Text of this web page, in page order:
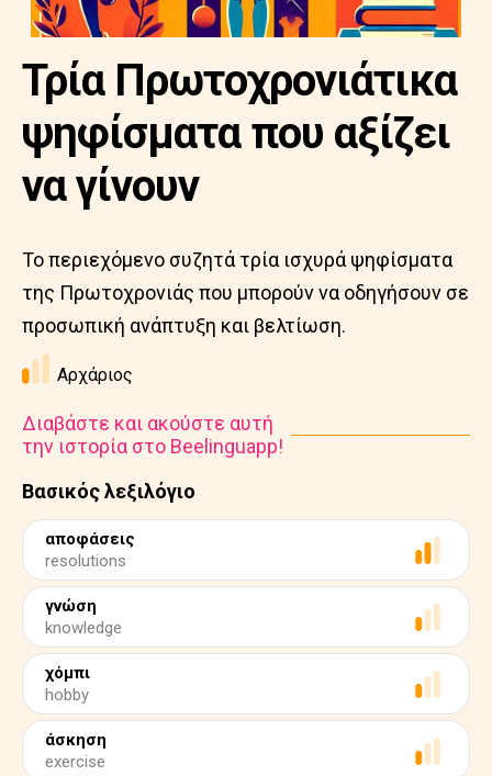
Βασικός λεξιλόγιο
αποφάσεις
resolutions
γνώση
knowledge
χόμπι
hobby
άσκηση
exercise
Τρία Πρωτοχρονιάτικα
ψηφίσματα που αξίζει
να γίνουν
Το περιεχόμενο συζητά τρία ισχυρά ψηφίσματα
της Πρωτοχρονιάς που μπορούν να οδηγήσουν σε
προσωπική ανάπτυξη και βελτίωση.
Αρχάριος
Διαβάστε και ακούστε αυτή
την ιστορία στο Beelinguapp!